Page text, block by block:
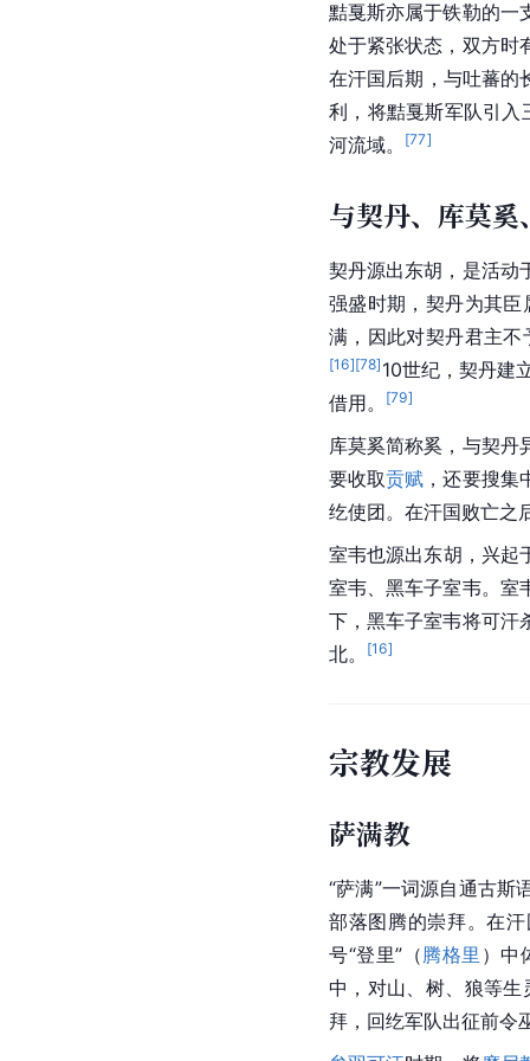
黠戛斯亦属于铁勒的一
处于紧张状态，双方时
在汗国后期，与吐蕃的
利，将黠戛斯军队引入
河流域。 [77]
与契丹、库莫奚
契丹源出东胡，是活动
强盛时期，契丹为其臣
满，因此对契丹君主
[16][78] 10世纪，契丹建
借用。
[79]
库莫奚简称奚，与契丹
要收取贡赋 ，还要搜
纥使团。在汗国败亡之
室韦也源出东胡，兴起
室韦、黑车子室韦。室
下，黑车子室韦将可汗
北。
[16]
宗教发展
萨满教
“萨满”一词源自通古斯
部落图腾的崇拜。在
号“登里”（腾格里 ）中
中，对山、树、狼等
拜，回纥军队出征前令